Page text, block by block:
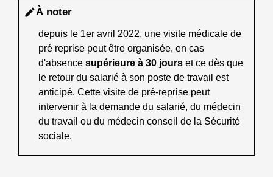
editÀ noter
depuis le 1er avril 2022, une visite médicale de
pré reprise peut être organisée, en cas
d'absence supérieure à 30 jours et ce dès que
le retour du salarié à son poste de travail est
anticipé. Cette visite de pré-reprise peut
intervenir à la demande du salarié, du médecin
du travail ou du médecin conseil de la Sécurité
sociale.